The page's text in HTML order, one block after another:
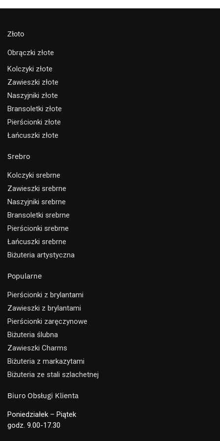
Złoto
Obrączki złote
Kolczyki złote
Zawieszki złote
Naszyjniki złote
Bransoletki złote
Pierścionki złote
Łańcuszki złote
Srebro
Kolczyki srebrne
Zawieszki srebrne
Naszyjniki srebrne
Bransoletki srebrne
Pierścionki srebrne
Łańcuszki srebrne
Biżuteria artystyczna
Popularne
Pierścionki z brylantami
Zawieszki z brylantami
Pierścionki zaręczynowe
Biżuteria ślubna
Zawieszki Charms
Biżuteria z markazytami
Biżuteria ze stali szlachetnej
Biuro Obsługi Klienta
Poniedziałek – Piątek
godz. 9.00-17.30